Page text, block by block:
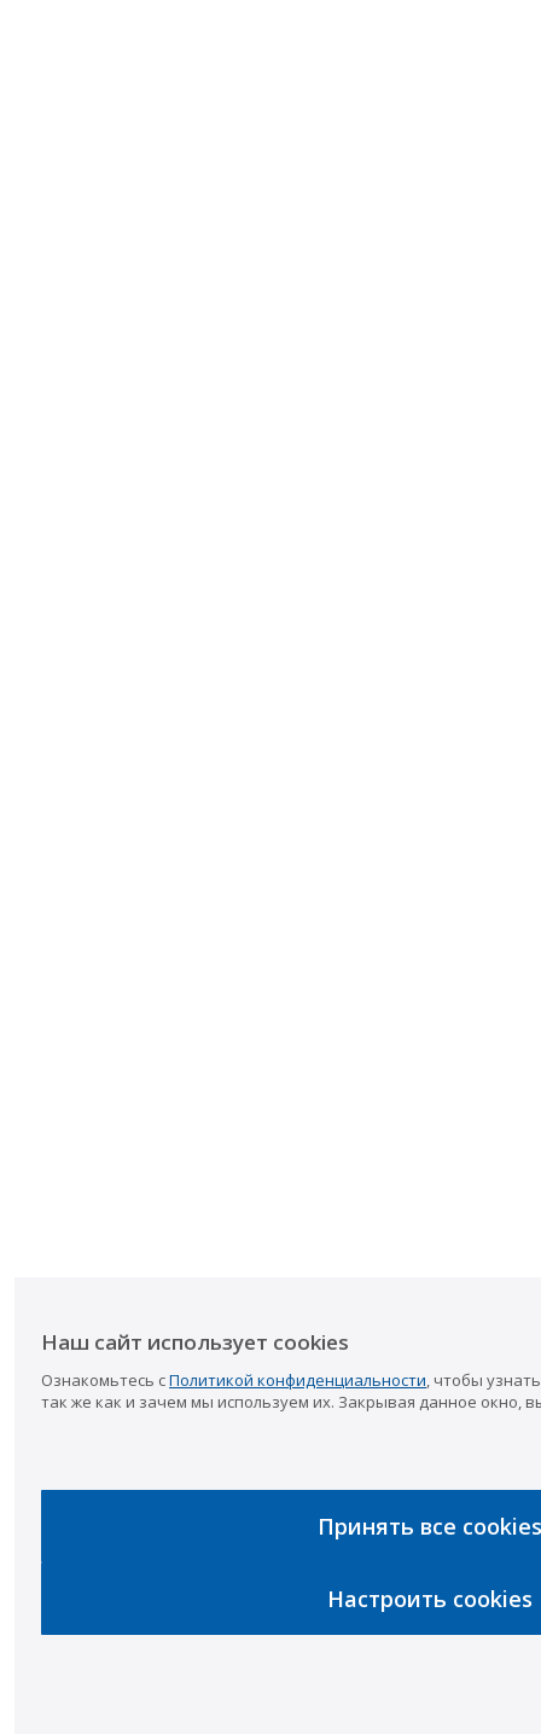
Наш сайт использует cookies
Ознакомьтесь сПолитикой конфиденциальности, чтобы
так же как и зачем мы используем их. Закрывая данное окно,
Принять все cookies
Настроить cookies